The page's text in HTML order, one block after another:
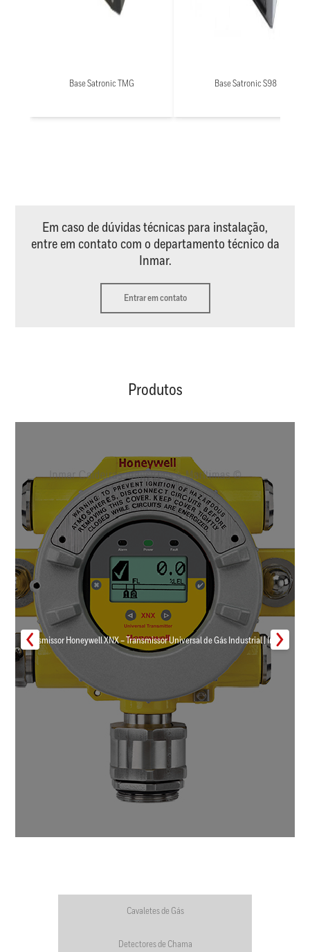
Base Satronic TMG Base Satronic S98
Em caso de dúvidas técnicas para instalação,
entre em contato com o departamento técnico da
Inmar.
Entrar em contato
Produtos
Transmissor Honeywell XNX – Transmissor Universal de Gás Industrial | Inmar
Cavaletes de Gás
Detectores de Chama